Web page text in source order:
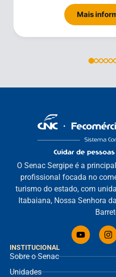
Mais
INSTITUCIONAL
Sobre o Senac
Unidades
O Senac Sergipe é a
profissional focada no
turismo do estado, com
Itabaiana, Nossa Senhora